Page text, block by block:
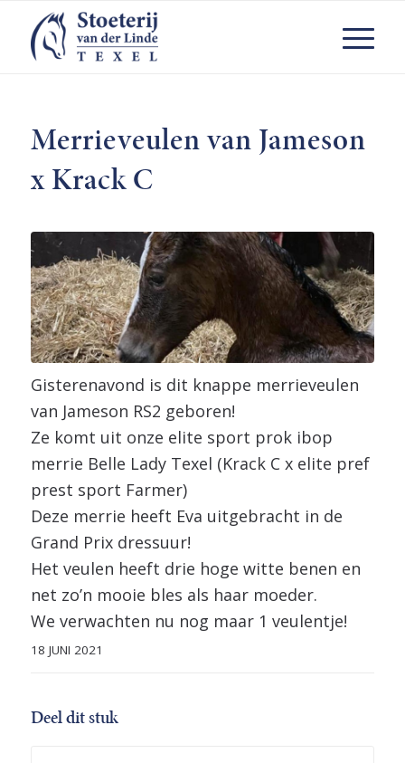
Merrieveulen van Jameson
x Krack C
Gisterenavond is dit knappe merrieveulen
van Jameson RS2 geboren!
Ze komt uit onze elite sport prok ibop
merrie Belle Lady Texel (Krack C x elite pref
prest sport Farmer)
Deze merrie heeft Eva uitgebracht in de
Grand Prix dressuur!
Het veulen heeft drie hoge witte benen en
net zo’n mooie bles als haar moeder.
We verwachten nu nog maar 1 veulentje!
18 JUNI 2021
Deel dit stuk